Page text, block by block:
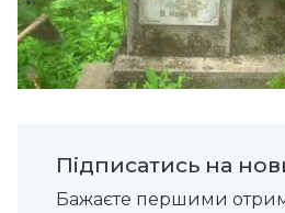
Підписатись на
Бажаєте першими